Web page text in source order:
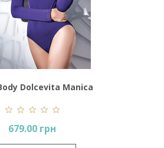
Dolcevita Manica
Lunga
679.00 грн